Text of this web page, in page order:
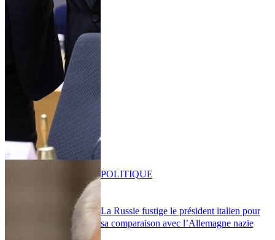
La Russie fustige le président italien pour
sa comparaison avec l’Allemagne nazie
POLITIQUE